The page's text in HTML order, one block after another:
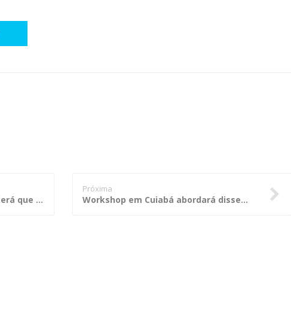
Fraudes: ex-servidor do INSS terá que ressarcir mais de R$ 500 mil ao erário
Próxima
Workshop em Cuiabá abordará disseminação do BIM nas construtoras